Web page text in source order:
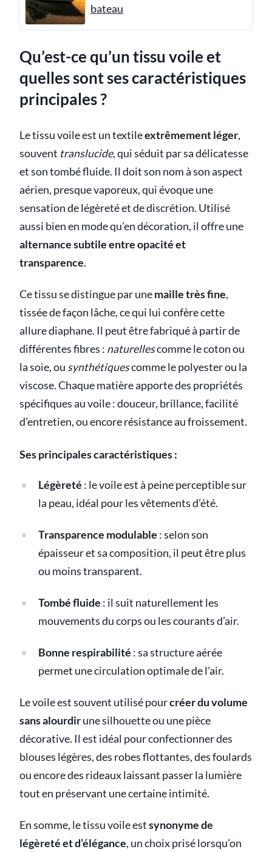
bateau
Qu’est-ce qu’un tissu voile et
quelles sont ses caractéristiques
principales ?
Le tissu voile est un textileextrêmement léger,
souvent translucide, qui séduit par sa délicatesse
et son tombé fluide. Il doit son nom à son aspect
aérien, presque vaporeux, qui évoque une
sensation de légèreté et de discrétion. Utilisé
aussi bien en mode qu’en décoration, il offre une
alternance subtile entre opacité et
transparence.
Ce tissu se distingue par unemaille très fine,
tissée de façon lâche, ce qui lui confère cette
allure diaphane. Il peut être fabriqué à partir de
différentes fibres : naturellescomme le coton ou
la soie, ou synthétiquescomme le polyester ou la
viscose. Chaque matière apporte des propriétés
spécifiques au voile : douceur, brillance, facilité
d’entretien, ou encore résistance au froissement.
Ses principales caractéristiques :
Légèreté : le voile est à peine perceptible sur
la peau, idéal pour les vêtements d’été.
Transparence modulable : selon son
épaisseur et sa composition, il peut être plus
ou moins transparent.
Tombé fluide : il suit naturellement les
mouvements du corps ou les courants d’air.
Bonne respirabilité : sa structure aérée
permet une circulation optimale de l’air.
Le voile est souvent utilisé pourcréer du volume
sans alourdirune silhouette ou une pièce
décorative. Il est idéal pour confectionner des
blouses légères, des robes flottantes, des foulards
ou encore des rideaux laissant passer la lumière
tout en préservant une certaine intimité.
En somme, le tissu voile estsynonyme de
légèreté et d’élégance, un choix prisé lorsqu’on